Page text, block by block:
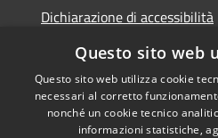
Dichiarazione di accessibilità
Area riservata dipendenti
Questo sito web
Questo sito web utilizza cookie
necessari al corretto
nonché un cookie tecnico
informazioni statistiche,